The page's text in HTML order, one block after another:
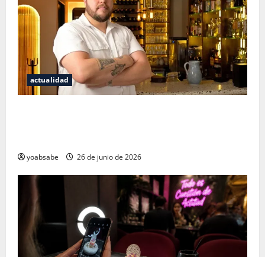
actualidad
yoabsabe 26 de junio de 2026